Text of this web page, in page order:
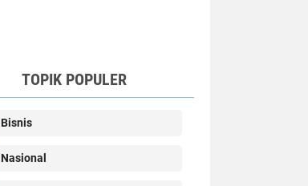
TOPIK POPULER
Bisnis
Nasional